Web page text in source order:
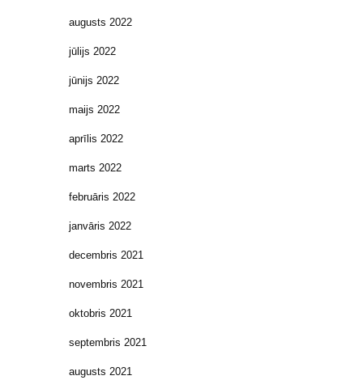
augusts 2022
jūlijs 2022
jūnijs 2022
maijs 2022
aprīlis 2022
marts 2022
februāris 2022
janvāris 2022
decembris 2021
novembris 2021
oktobris 2021
septembris 2021
augusts 2021